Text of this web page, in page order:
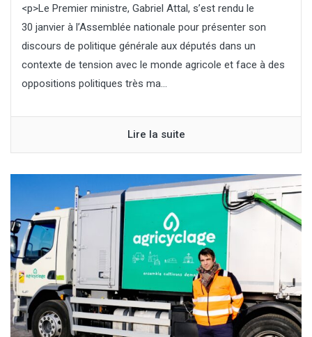
<p>Le Premier ministre, Gabriel Attal, s’est rendu le
30 janvier à l’Assemblée nationale pour présenter son
discours de politique générale aux députés dans un
contexte de tension avec le monde agricole et face à des
oppositions politiques très ma...
Lire la suite